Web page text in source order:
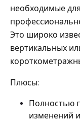
необходимые
Это широко
вертикальных
Плюсы:
Полностью
изменений